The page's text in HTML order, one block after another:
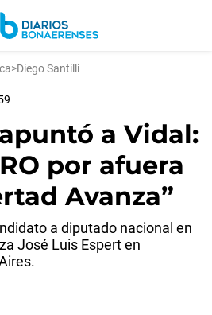
>Diego Santilli
a Vidal:
por afuera
Avanza”
a diputado nacional en
José Luis Espert en